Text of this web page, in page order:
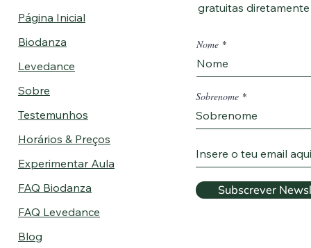
Página Inicial
Biodanza
Levedance
Sobre
Testemunhos
Horários & Preços
Experimentar Aula
FAQ Biodanza
FAQ Levedance
Blog
gratuitas
Nome
Sobrenome
Subscrever